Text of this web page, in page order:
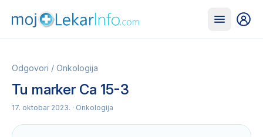
Odgovori / Onkologija
Tu marker Ca 15-3
17. oktobar 2023. · Onkologija